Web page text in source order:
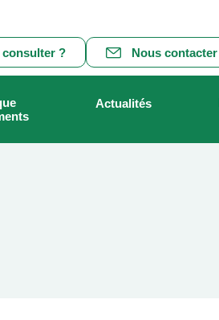
consulter ? Nous contacter
Actualités